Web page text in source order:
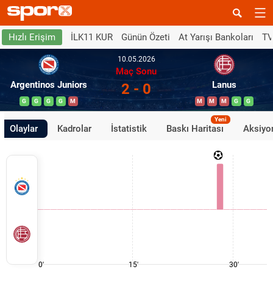
Hızlı Erişim İLK11 KUR Günün Özeti At Yarışı Bankoları
Argentinos Juniors
G G G G M
10.05.2026
Maç Sonu
2 - 0 Lanus
M M M G G
Olaylar Kadrolar İstatistik Baskı Haritası
Yeni
0' 15' 30'